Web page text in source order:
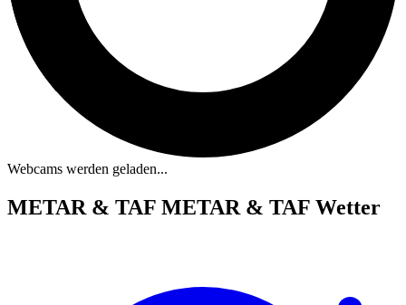
Webcams werden geladen...
METAR & TAF METAR & TAF Wetter